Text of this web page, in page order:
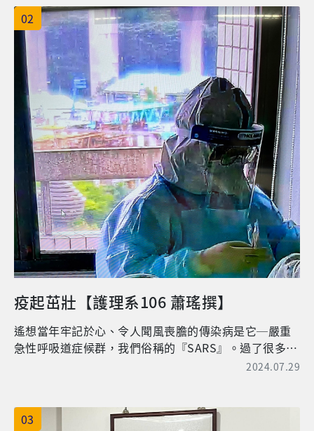
在就讀長庚大學物理治療學系期間，有感於自身的程度
不及於班上的同學，因此，我花了很多時間在研讀物理
治療的專業技術上。那時的我認為物理治療是一個很貼
近人們生活的一項專業，許多知識無法僅從書本上的內
容獲得，實際地接觸臨床個案反而更為重要，因此在就
讀大學期間，我也不忘參與系上的活動：例如：腦麻
營、社區貼紮活動等。到了大四進入臨床實習後，實際
地接觸臨床個案，讓我更能將學校所學之知識應用於臨
床。那時的我選擇C1、C2制，目的除了傳統的物理治療
四大科皆能接觸到之外，透過接觸不同醫院，也讓我悉
知不同醫院物理治療的運作模式。因此，我蠻推薦學弟
妹們，在選擇實習的場所時，多嘗試不同的醫院或治療
所，來增廣自己的見聞。 在大學畢業後，在工作場所的
選擇上，與我同期畢業的同學們多是往物理治療所、健
保診所或是醫院工作。因本身在實習完後對於物理治療
骨科、神經、心肺、小兒四大領域想要接觸更多的臨床
個案來累積自己的臨床經驗。因此，大學畢業後，我選
擇了醫院作為我第一份工作的場所。 目前任職於新竹國
院發展的學弟妹們一點小分享。目前我主要負責的業務
為骨科、神經、床邊領域。我認為在醫院最大的優勢在
於可以短時間內接觸不同領域各種類型的病人，並不會
弟妹們。除了接觸各科各種類的病人來提升自我的臨床
02
疫起茁壯【護理系106 蕭瑤撰】
遙想當年牢記於心、令人聞風喪膽的傳染病是它─嚴重
急性呼吸道症候群，我們俗稱的『SARS』。過了很多年
以後，席捲而來的是新的敵人─新冠肺炎COVID-19，不
給上緊了發條，一開一關都有它的重要性，不僅是保護
2024.07.29
03